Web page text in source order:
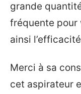
grande
fréquente pour
ainsi
Merci à sa
cet aspirateur